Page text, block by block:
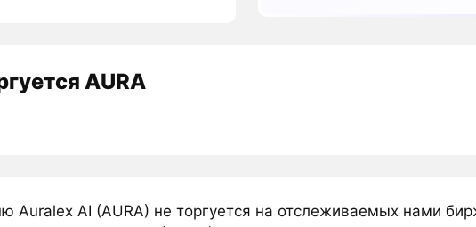
AURA
Auralex AI (AURA) не торгуется на отслеживаемых нами